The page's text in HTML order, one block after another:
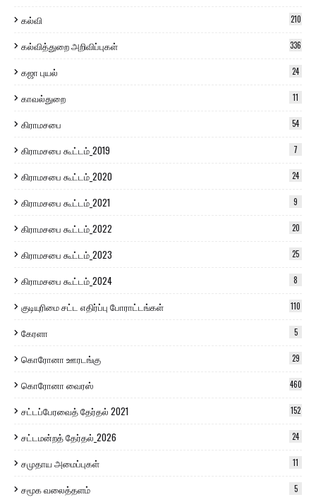
கல்வி 210
கல்வித்துறை அறிவிப்புகள் 336
கஜா புயல் 24
காவல்துறை 11
கிராமசபை 54
கிராமசபை கூட்டம்_2019 7
கிராமசபை கூட்டம்_2020 24
கிராமசபை கூட்டம்_2021 9
கிராமசபை கூட்டம்_2022 20
கிராமசபை கூட்டம்_2023 25
கிராமசபை கூட்டம்_2024 8
குடியுரிமை சட்ட எதிர்ப்பு போராட்டங்கள் 110
கேரளா 5
கொரோனா ஊரடங்கு 29
கொரோனா வைரஸ் 460
சட்டப்பேரவைத் தேர்தல் 2021 152
சட்டமன்றத் தேர்தல்_2026 24
சமுதாய அமைப்புகள் 11
சமூக வலைத்தளம் 5